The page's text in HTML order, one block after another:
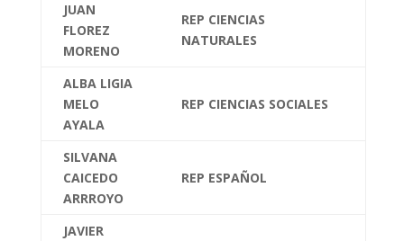
JUAN
FLOREZ
MORENO
REP CIENCIAS
NATURALES
ALBA LIGIA
MELO
AYALA
REP CIENCIAS SOCIALES
SILVANA
CAICEDO
ARRROYO
REP ESPAÑOL
JAVIER